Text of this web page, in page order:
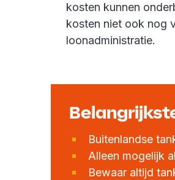
kosten kunnen
kosten niet ook nog
loonadministratie.
Buitenlandse
Alleen mogelijk
Bewaar altijd